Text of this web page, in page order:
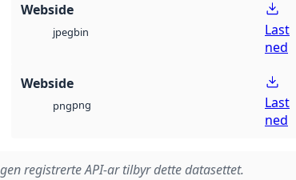
Webside
jpegbin
Last
ned
Webside
pngpng
Last
ned
registrerte API-ar tilbyr dette datasettet.